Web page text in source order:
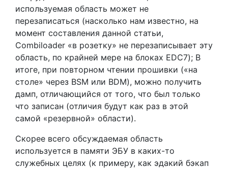
используемая область может не
перезаписаться (насколько нам известно, на
момент составления данной статьи,
Combiloader «в розетку» не перезаписывает эту
область, по крайней мере на блоках EDC7); В
итоге, при повторном чтении прошивки («на
столе» через BSM или BDM), можно получить
дамп, отличающийся от того, что был только
что записан (отличия будут как раз в этой
самой «резервной» области).
Скорее всего обсуждаемая область
используется в памяти ЭБУ в каких-то
служебных целях (к примеру, как эдакий бэкап